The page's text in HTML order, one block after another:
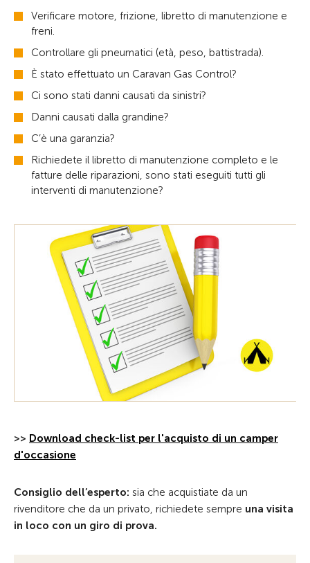
Verificare motore, frizione, libretto di manutenzione e
freni.
Controllare gli pneumatici (età, peso, battistrada).
È stato effettuato un Caravan Gas Control?
Ci sono stati danni causati da sinistri?
Danni causati dalla grandine?
C’è una garanzia?
Richiedete il libretto di manutenzione completo e le
fatture delle riparazioni, sono stati eseguiti tutti gli
interventi di manutenzione?
>> Download check-list per l'acquisto di un camper
d'occasione
Consiglio dell’esperto: sia che acquistiate da un
rivenditore che da un privato, richiedete sempre una visita
in loco con un giro di prova.